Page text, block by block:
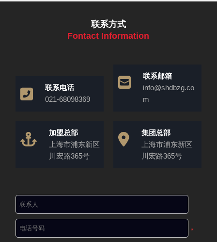
联系方式
Fontact Information
联系电话
021-68098369
联系邮箱
info@shdbzg.co
m
加盟总部
上海市浦东新区
川宏路365号
集团总部
上海市浦东新区
川宏路365号
*